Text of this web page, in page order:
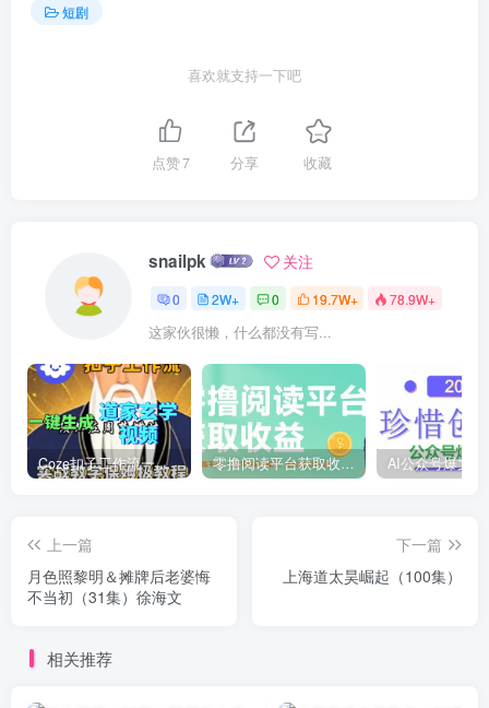
短剧
喜欢就支持一下吧
点赞7 分享 收藏
snailpk 关注
0 2W+ 0 19.7W+ 78.9W+
这家伙很懒，什么都没有写...
Coze扣子工作流一键生成道家玄学短视频，实战保姆级教程 零撸阅读平台获取收益，最新无门槛平台，一部手机即可操作，单日收益50-3张【揭秘】
上一篇
月色照黎明＆摊牌后老婆悔
不当初（31集）徐海文
下一篇
上海道太昊崛起（100集）
相关推荐